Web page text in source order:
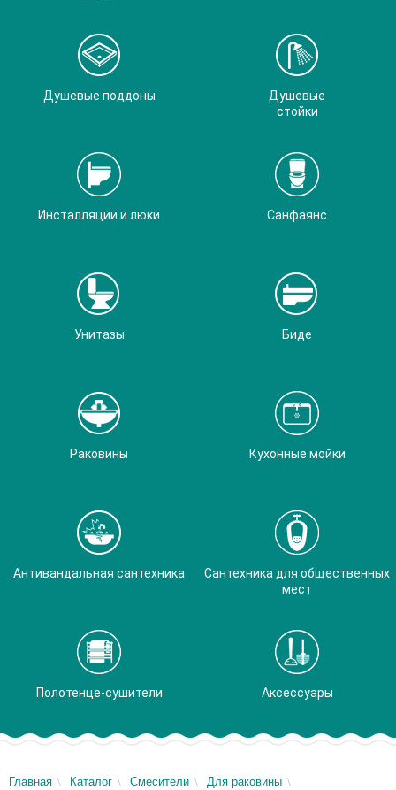
Душевые поддоны
Душевые
стойки
Инсталляции и люки Санфаянс
Унитазы Биде
Раковины Кухонные мойки
Антивандальная сантехника
Сантехника для общественных
мест
Полотенце-сушители Аксессуары
Главная Каталог Смесители
Для раковины